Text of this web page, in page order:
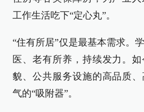
工作生活吃下“定心丸”。
“住有所居”仅是最基本需求。
医、老有所养，持续发力。
貌、公共服务设施的高品质、
气的“吸附器”。